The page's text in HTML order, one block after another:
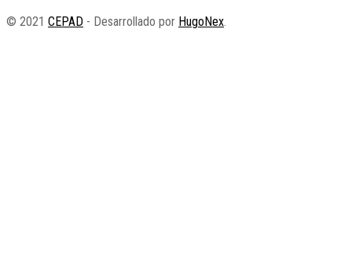
© 2021 CEPAD - Desarrollado por HugoNex.